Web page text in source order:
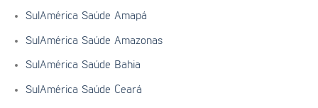
SulAmérica Saúde Amapá
SulAmérica Saúde Amazonas
SulAmérica Saúde Bahia
SulAmérica Saúde Ceará